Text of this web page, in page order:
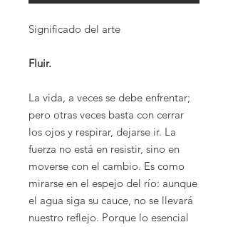
Significado del arte
Fluir.
La vida, a veces se debe enfrentar;
pero otras veces basta con cerrar
los ojos y respirar, dejarse ir. La
fuerza no está en resistir, sino en
moverse con el cambio. Es como
mirarse en el espejo del río: aunque
el agua siga su cauce, no se llevará
nuestro reflejo. Porque lo esencial